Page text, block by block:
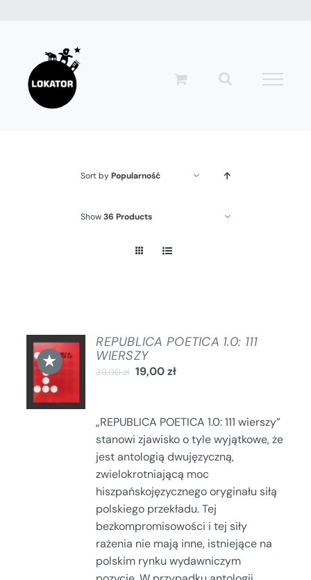
zawartości
Sort byPopularność
Show36 Products
★
DODAJ
DO
KOSZYKA
/
SZCZEGÓŁY
REPUBLICA POETICA 1.0: 111
WIERSZY
39,00zł 19,00zł
„REPUBLICA POETICA 1.0: 111 wierszy”
stanowi zjawisko o tyle wyjątkowe, że
jest antologią dwujęzyczną,
zwielokrotniającą moc
hiszpańskojęzycznego oryginału siłą
polskiego przekładu. Tej
bezkompromisowości i tej siły
rażenia nie mają inne, istniejące na
polskim rynku wydawniczym